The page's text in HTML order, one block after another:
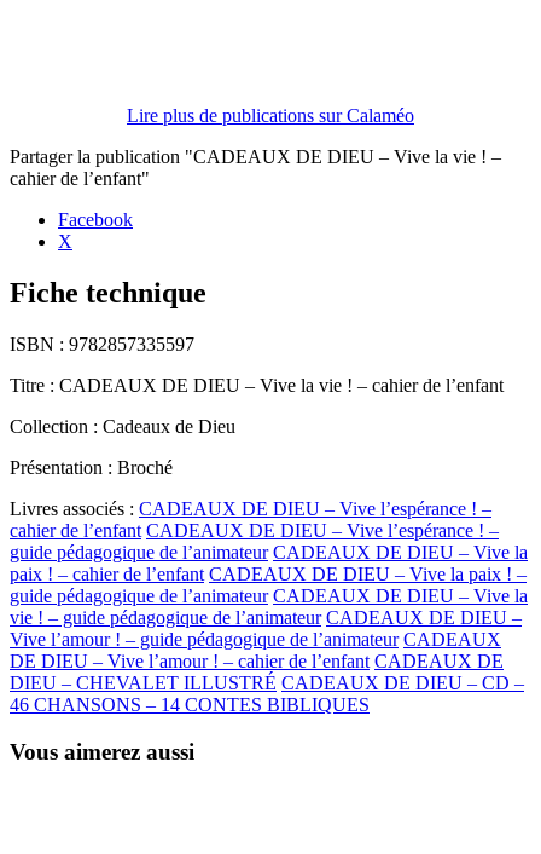
Lire plus de publications sur Calaméo
Partager la publication "CADEAUX DE DIEU – Vive la vie ! –
cahier de l’enfant"
Facebook
X
Fiche technique
ISBN : 9782857335597
Titre : CADEAUX DE DIEU – Vive la vie ! – cahier de l’enfant
Collection : Cadeaux de Dieu
Présentation : Broché
Livres associés : CADEAUX DE DIEU – Vive l’espérance ! –
cahier de l’enfant CADEAUX DE DIEU – Vive l’espérance ! –
guide pédagogique de l’animateur CADEAUX DE DIEU – Vive la
paix ! – cahier de l’enfant CADEAUX DE DIEU – Vive la paix ! –
guide pédagogique de l’animateur CADEAUX DE DIEU – Vive la
vie ! – guide pédagogique de l’animateur CADEAUX DE DIEU –
Vive l’amour ! – guide pédagogique de l’animateur CADEAUX
DE DIEU – Vive l’amour ! – cahier de l’enfant CADEAUX DE
DIEU – CHEVALET ILLUSTRÉ CADEAUX DE DIEU – CD –
46 CHANSONS – 14 CONTES BIBLIQUES
Vous aimerez aussi